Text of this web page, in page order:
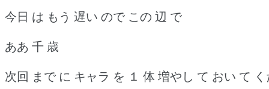
今日 は もう 遅い ので この 辺 で
ああ 千 歳
次回 まで に キャラ を １ 体 増やし て おい て